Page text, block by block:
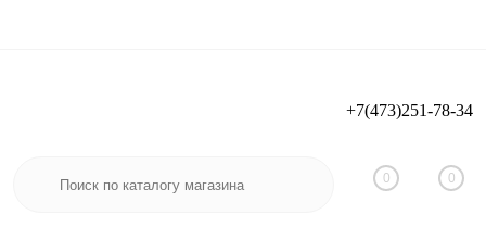
Регистрация
+7(473)251-78-34
0 0